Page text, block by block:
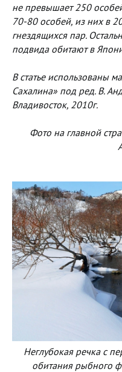
не превышает 250
70-80 особей, из них в
гнездящихся пар.
подвида обитают в
В статье использованы
Сахалина» под ред. В.
Владивосток, 2010г.
Фото на главной
Неглубокая речка с
обитания рыбного